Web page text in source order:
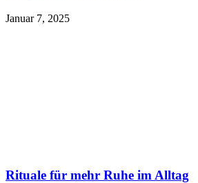
Januar 7, 2025
Rituale für mehr Ruhe im Alltag